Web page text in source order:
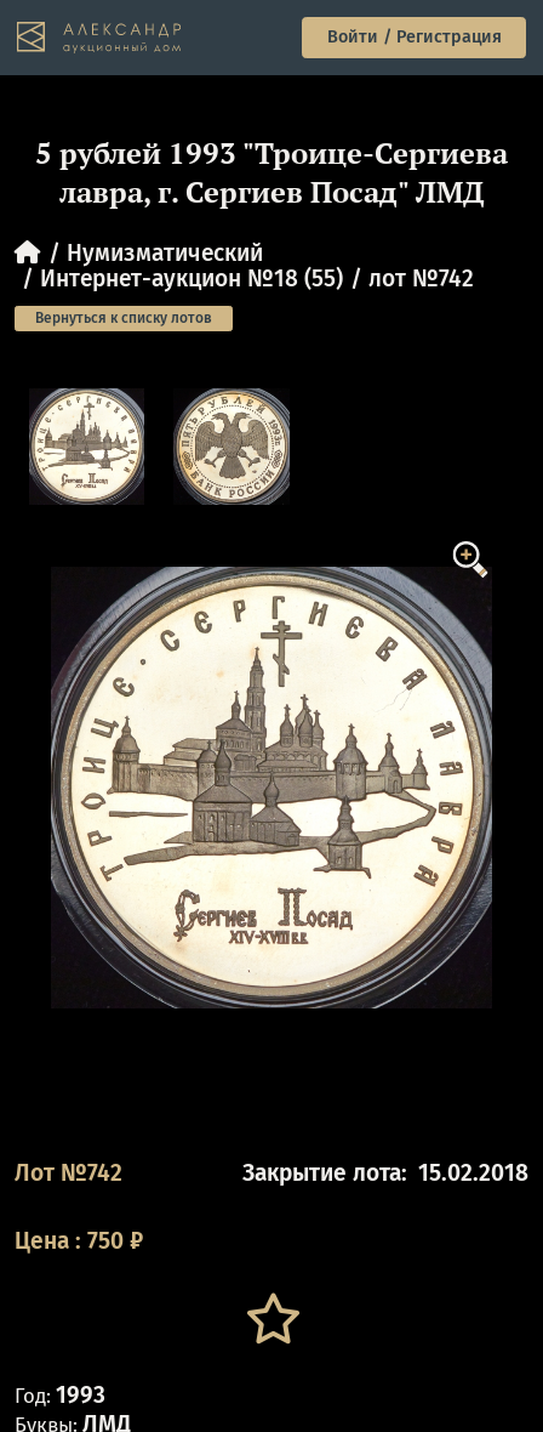
Войти / Регистрация
5 рублей 1993 "Троице-Сергиева
лавра, г. Сергиев Посад" ЛМД
Нумизматический
Интернет-аукцион №18 (55)
лот №742
Вернуться к списку лотов
Лот №742 Закрытие лота: 15.02.2018
Цена : 750 ₽
Год: 1993
Буквы: ЛМД